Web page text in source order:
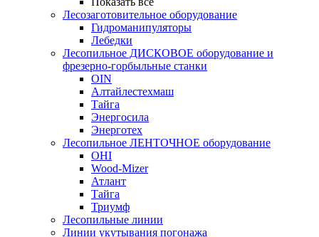
Лесозаготовительное оборудование
Гидроманипуляторы
Лебедки
Лесопильное ДИСКОВОЕ оборудование и
фрезерно-горбыльные станки
OIN
Алтайлестехмаш
Тайга
Энергосила
Энерготех
Лесопильное ЛЕНТОЧНОЕ оборудование
OHI
Wood-Mizer
Атлант
Тайга
Триумф
Лесопильные линии
Линии укутывания погонажа